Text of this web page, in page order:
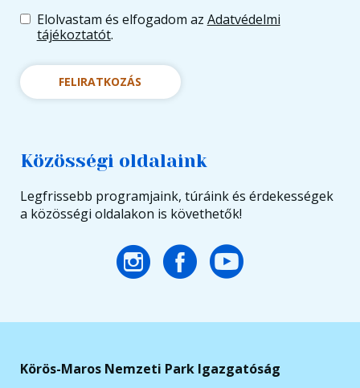
Elolvastam és elfogadom az Adatvédelmi
tájékoztatót.
FELIRATKOZÁS
Közösségi oldalaink
Legfrissebb programjaink, túráink és érdekességek
a közösségi oldalakon is követhetők!
Körös-Maros Nemzeti Park Igazgatóság